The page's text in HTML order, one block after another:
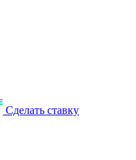
Сделать ставку